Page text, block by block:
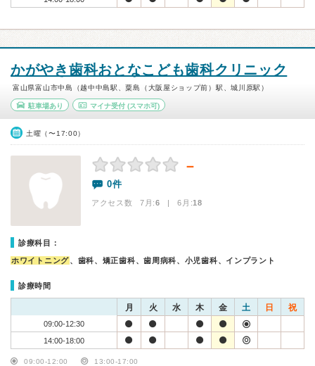
かがやき歯科おとなこども歯科クリニック
富山県富山市中島（越中中島駅、粟島（大阪屋ショップ前）駅、城川原駅）
駐車場あり マイナ受付(スマホ可)
土曜（〜17:00）
－
0件
アクセス数 7月:6 | 6月:18
診療科目：
ホワイトニング、歯科、矯正歯科、歯周病科、小児歯科、インプラント
診療時間
月 火 水 木 金 土 日 祝
09:00-12:30
14:00-18:00
09:00-12:00 13:00-17:00